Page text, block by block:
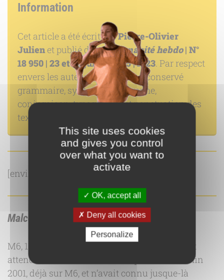
This site uses cookies
and gives you control
over what you want to
activate
OK, accept all
Deny all cookies
Personalize
Information
Cet article a été écrit parPierre-Olivier
Julien et publié dansL’Humanité hebdo| N°
18 950 | 23 et 24 juillet 2005 | P. 23. Par respect
envers les auteurs, nous avons conservé
grammaire, syntaxe, orthographe,
conjugaison, typographie et ponctuation des
textes de l’article original.
[envira-gallery id= »6550″]
Malcolm
M6, 11 h 50. La reconnaissance vient à qui sait
attendre.
avait débarqué en France fin
2001, déjà sur M6, et n’avait connu jusque-là